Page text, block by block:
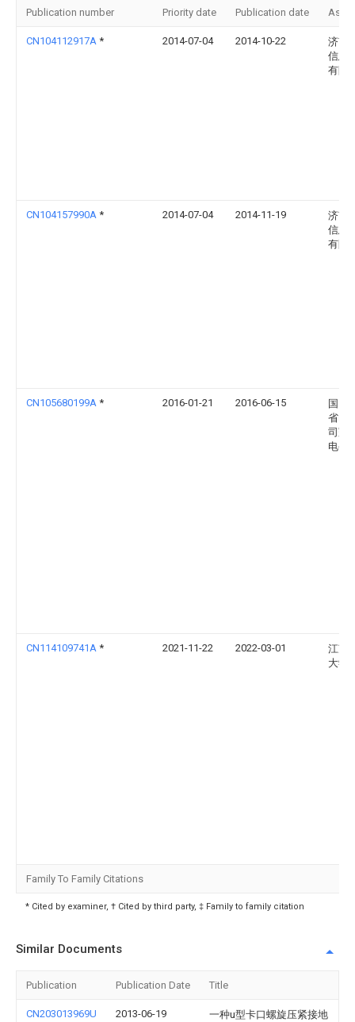
Publication number Priority date Publication date
CN104112917A * 2014-07-04 2014-10-22
济南
信息
有限
CN104157990A * 2014-07-04 2014-11-19
济南
信息
有限
CN105680199A * 2016-01-21 2016-06-15
国网
省电
司冠
电公
CN114109741A * 2021-11-22 2022-03-01
江苏
大学
Family To Family Citations
* Cited by examiner, † Cited by third party, ‡ Family to family citation
Similar Documents
Publication Publication Date Title
CN203013969U 2013-06-19
一种u型卡口螺旋压紧接地